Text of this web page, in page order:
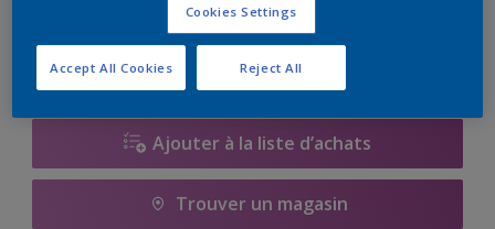
Ajouter à la liste d’achats
Trouver un magasin
Cookies Settings
Reject All
Accept All Cookies